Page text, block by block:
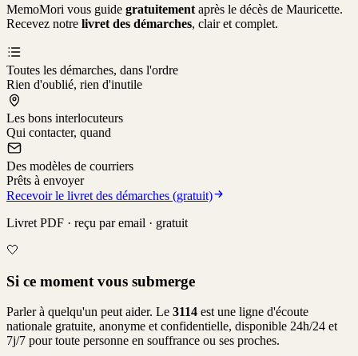
MemoMori vous guide gratuitement après le décès de Mauricette.
Recevez notre livret des démarches, clair et complet.
Toutes les démarches, dans l'ordre
Rien d'oublié, rien d'inutile
Les bons interlocuteurs
Qui contacter, quand
Des modèles de courriers
Prêts à envoyer
Recevoir le livret des démarches (gratuit)
Livret PDF · reçu par email · gratuit
🤍
Si ce moment vous submerge
Parler à quelqu'un peut aider. Le 3114 est une ligne d'écoute
nationale gratuite, anonyme et confidentielle, disponible 24h/24 et
7j/7 pour toute personne en souffrance ou ses proches.